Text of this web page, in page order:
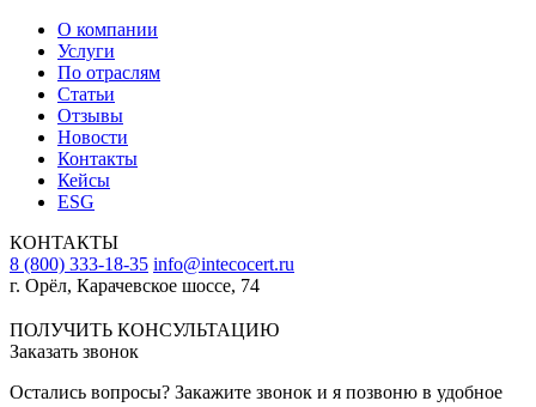
О компании
Услуги
По отраслям
Статьи
Отзывы
Новости
Контакты
Кейсы
ESG
КОНТАКТЫ
8 (800) 333-18-35 info@intecocert.ru
г. Орёл, Карачевское шоссе, 74
ПОЛУЧИТЬ КОНСУЛЬТАЦИЮ
Заказать звонок
Остались вопросы? Закажите звонок и я позвоню в удобное